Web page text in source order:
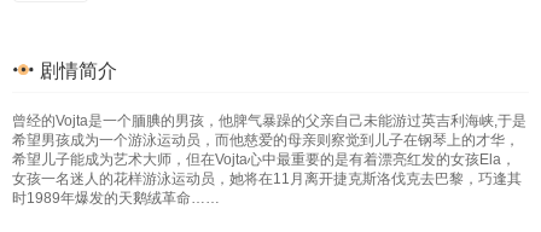
剧情简介
曾经的Vojta是一个腼腆的男孩，他脾气暴躁的父亲自己未能游过英吉利海峡,于是
希望男孩成为一个游泳运动员，而他慈爱的母亲则察觉到儿子在钢琴上的才华，
希望儿子能成为艺术大师，但在Vojta心中最重要的是有着漂亮红发的女孩Ela，
女孩一名迷人的花样游泳运动员，她将在11月离开捷克斯洛伐克去巴黎，巧逢其
时1989年爆发的天鹅绒革命……